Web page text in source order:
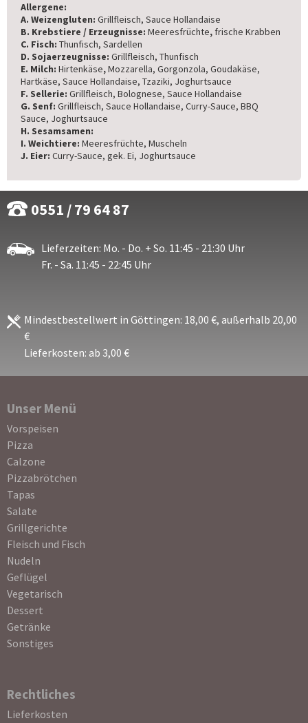
Allergene:
A. Weizengluten: Grillfleisch, Sauce Hollandaise
B. Krebstiere / Erzeugnisse: Meeresfrüchte, frische Krabben
C. Fisch: Thunfisch, Sardellen
D. Sojaerzeugnisse: Grillfleisch, Thunfisch
E. Milch: Hirtenkäse,Mozzarella, Gorgonzola, Goudakäse,
Hartkäse, Sauce Hollandaise, Tzaziki, Joghurtsauce
F. Sellerie: Grillfleisch, Bolognese, Sauce Hollandaise
G. Senf: Grillfleisch, Sauce Hollandaise, Curry-Sauce, BBQ
Sauce, Joghurtsauce
H. Sesamsamen:
I. Weichtiere: Meeresfrüchte, Muscheln
J. Eier: Curry-Sauce, gek. Ei, Joghurtsauce
0551 / 79 64 87
Lieferzeiten: Mo. - Do. + So. 11:45 - 21:30 Uhr
Fr. - Sa. 11:45 - 22:45 Uhr
Mindestbestellwert in Göttingen: 18,00 €, außerhalb 20,00
€
Lieferkosten: ab 3,00 €
Unser Menü
Navigation
überspringen
Vorspeisen
Pizza
Calzone
Pizzabrötchen
Tapas
Salate
Grillgerichte
Fleisch und Fisch
Nudeln
Geflügel
Vegetarisch
Dessert
Getränke
Sonstiges
Rechtliches
Navigation
Lieferkosten